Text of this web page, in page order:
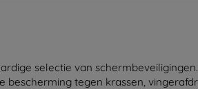
selectie van
tegen krassen,